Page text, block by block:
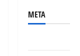
META